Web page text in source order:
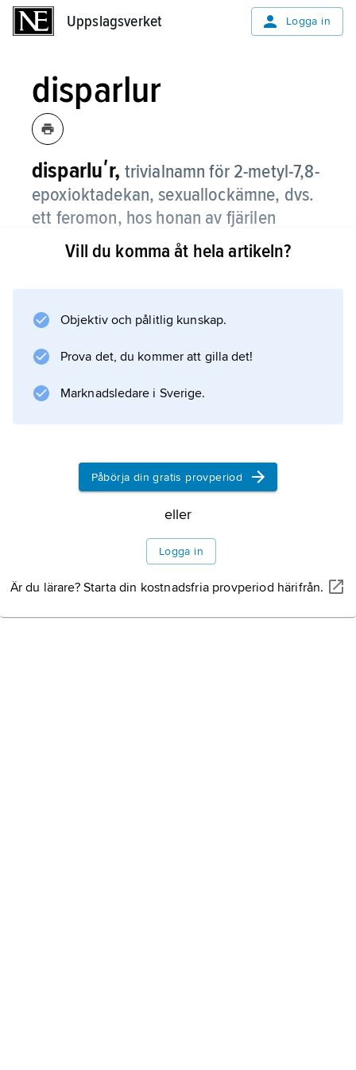
Uppslagsverket Logga in
disparlur
disparluʹr, trivialnamn för 2-metyl-7,8-
epoxioktadekan, sexuallockämne, dvs.
ett feromon, hos honan av fjärilen
lövskogsnunna.
Vill du komma åt hela artikeln?
Objektiv och pålitlig kunskap.
Prova det, du kommer att gilla det!
Marknadsledare i Sverige.
Påbörja din gratis provperiod
eller
Logga in
Är du lärare? Starta din kostnadsfria provperiod härifrån.